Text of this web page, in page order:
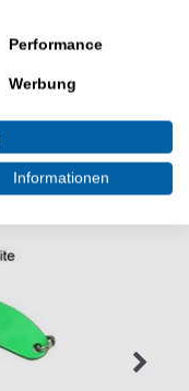
Performance
Werbung
Informationen